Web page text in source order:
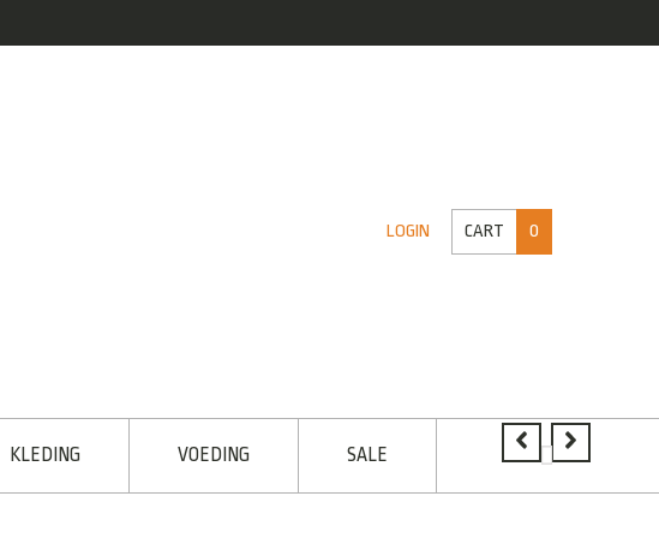
LOGIN CART 0
KLEDING VOEDING SALE